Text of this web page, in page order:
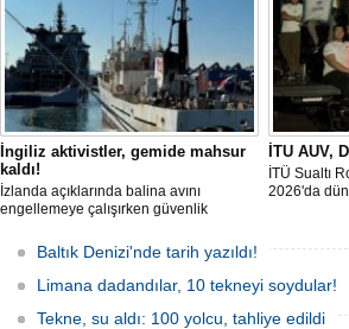
İngiliz aktivistler, gemide mahsur
kaldı!
İzlanda açıklarında balina avını
engellemeye çalışırken güvenlik
protesto gemisindeki 21 çevre aktivisti,
günlerdir gemiden çıkmalarına izin
verilmediğini ve temel haklarının ihlal
edildiğini öne sürdü. Mürettebatta iki
Britanyalı aktivist de bulunuyor.
İTU AUV,
İTÜ Sualtı
2026'da
Baltık Denizi'nde tarih yazıldı!
Limana dadandılar, 10 tekneyi soydular!
Tekne, su aldı: 100 yolcu, tahliye edildi